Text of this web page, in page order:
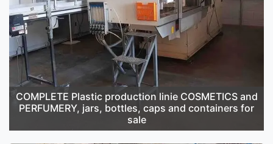
COMPLETE Plastic production linie COSMETICS and
PERFUMERY, jars, bottles, caps and containers for
sale